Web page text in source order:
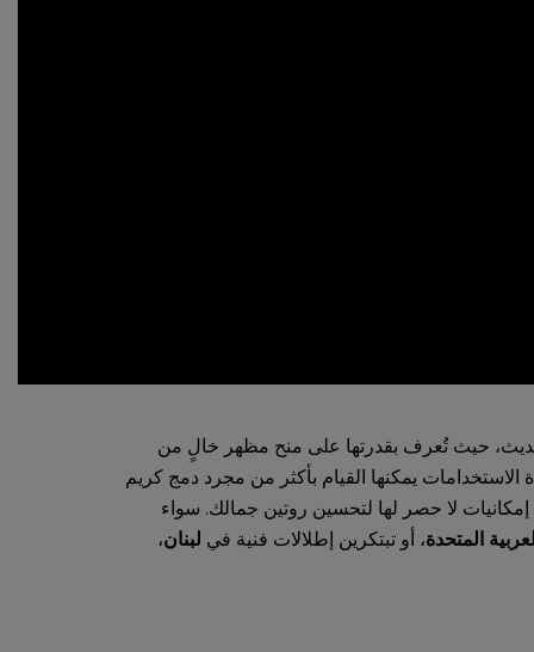
حيث تُعرف بقدرتها على منح مظهر خالٍ من
يمكنها القيام بأكثر من مجرد دمج كريم
إمكانيات لا حصر لها لتحسين روتين جمالك. سواء
المتحدة، أو تبتكرين إطلالات فنية في لبنان،